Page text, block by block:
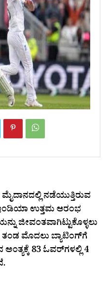
ನಡೆಯುತ್ತಿರುವ
ಉತ್ತಮ ಆರಂಭ
ಜೀವಂತವಾಗಿಟ್ಟುಕೊಳ್ಳಲು
ಮೊದಲು ಬ್ಯಾಟಿಂಗ್‌ಗೆ
83 ಓವರ್‌ಗಳಲ್ಲಿ 4